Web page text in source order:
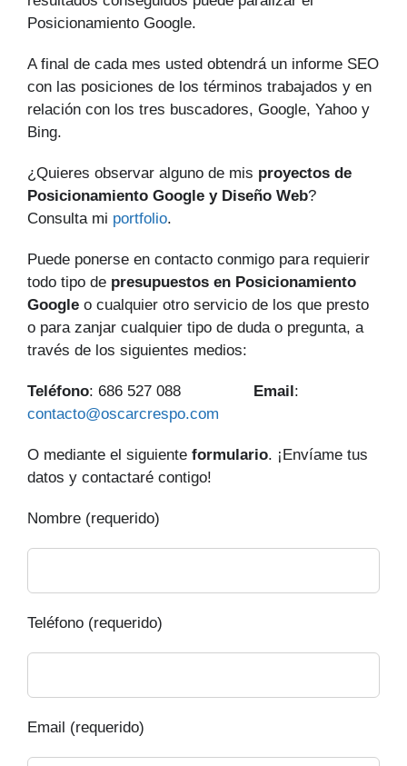
Posicionamiento Google.
A final de cada mes usted obtendrá un informe SEO
con las posiciones de los términos trabajados y en
relación con los tres buscadores, Google, Yahoo y
Bing.
¿Quieres observar alguno de mis proyectos de
Posicionamiento Google y Diseño Web?
Consulta mi portfolio.
Puede ponerse en contacto conmigo para requierir
todo tipo de presupuestos en Posicionamiento
Google o cualquier otro servicio de los que presto
o para zanjar cualquier tipo de duda o pregunta, a
través de los siguientes medios:
Teléfono: 686 527 088 Email :
contacto@oscarcrespo.com
O mediante el siguiente formulario. ¡Envíame tus
datos y contactaré contigo!
Nombre (requerido)
Teléfono (requerido)
Email (requerido)